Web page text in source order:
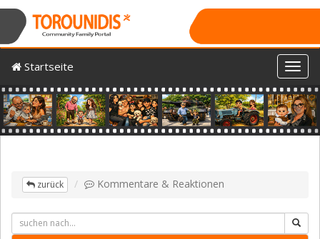
Startseite
Previous
zurück Kommentare & Reaktionen